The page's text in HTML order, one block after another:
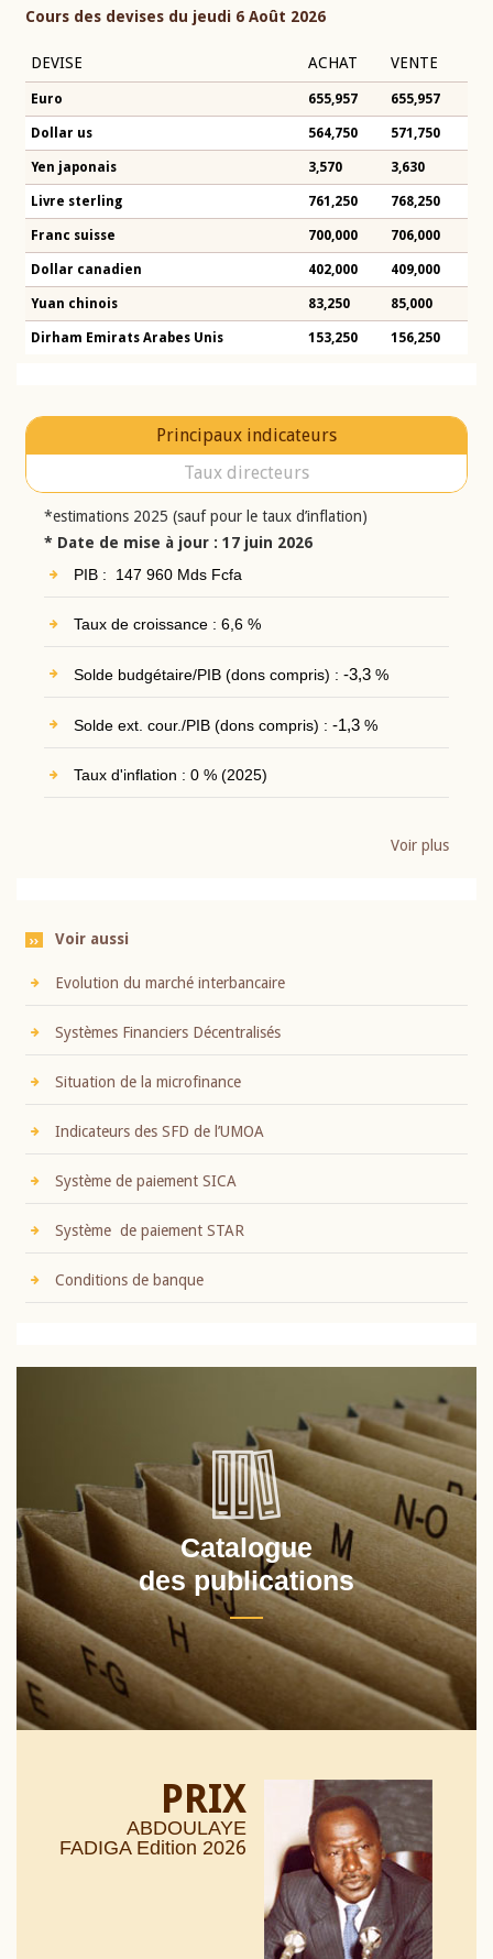
Cours des devises du jeudi 6 Août 2026
DEVISE ACHAT VENTE
Euro 655,957 655,957
Dollar us 564,750 571,750
Yen japonais 3,570 3,630
Livre sterling 761,250 768,250
Franc suisse 700,000 706,000
Dollar canadien 402,000 409,000
Yuan chinois 83,250 85,000
Dirham Emirats Arabes Unis 153,250 156,250
Principaux indicateurs
Taux directeurs
*estimations 2025 (sauf pour le taux d’inflation)
* Date de mise à jour : 17 juin 2026
PIB : 147 960 Mds Fcfa
Taux de croissance : 6,6 %
Solde budgétaire/PIB (dons compris) : -3,3%
Solde ext. cour./PIB (dons compris) : -1,3%
Taux d'inflation : 0 % (2025)
Voir plus
Voir aussi
Evolution du marché interbancaire
Systèmes Financiers Décentralisés
Situation de la microfinance
Indicateurs des SFD de l’UMOA
Système de paiement SICA
Système de paiement STAR
Conditions de banque
Catalogue
des publications
PRIX
ABDOULAYE
FADIGA Edition 2026